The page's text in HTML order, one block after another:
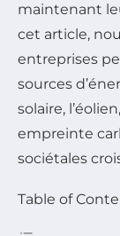
maintenant
cet article,
entreprises
sources
solaire,
empreinte
sociétales
Table of